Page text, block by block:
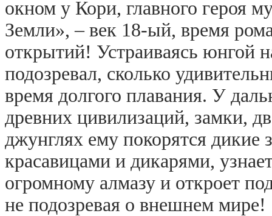
окном у Кори, главного героя
Земли», – век 18-ый, время
открытий! Устраиваясь юнгой
подозревал, сколько
время долгого плавания. У
древних цивилизаций, замки,
джунглях ему покорятся
красавицами и дикарями,
огромному алмазу и откроет
не подозревая о внешнем мире!